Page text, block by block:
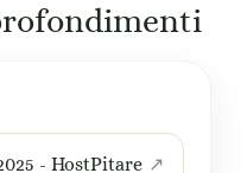
- HostPitare